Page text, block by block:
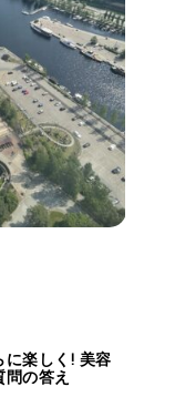
に楽しく! 美容
の答え